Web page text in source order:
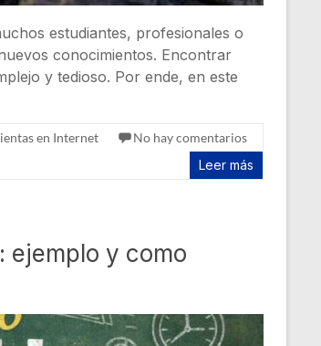
estudiantes, profesionales o
conocimientos. Encontrar
y tedioso. Por ende, en este
en Internet
No hay comentarios
Leer más
ejemplo y como